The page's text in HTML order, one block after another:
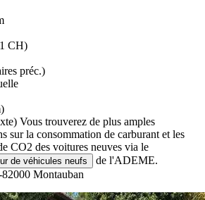
CH)
préc.)
Vous trouverez de plus amples
sur la consommation de carburant et les
CO2 des voitures neuves via le
de véhicules neufs
de l'ADEME.
Montauban